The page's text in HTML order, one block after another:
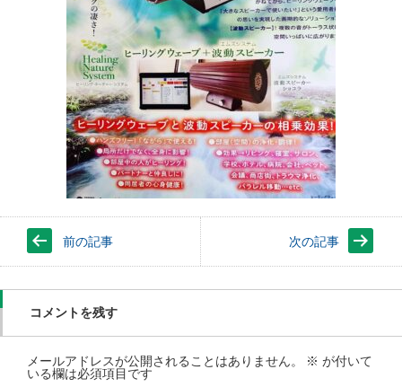
前の記事 次の記事
コメントを残す
メールアドレスが公開されることはありません。 ※ が付いて
いる欄は必須項目です